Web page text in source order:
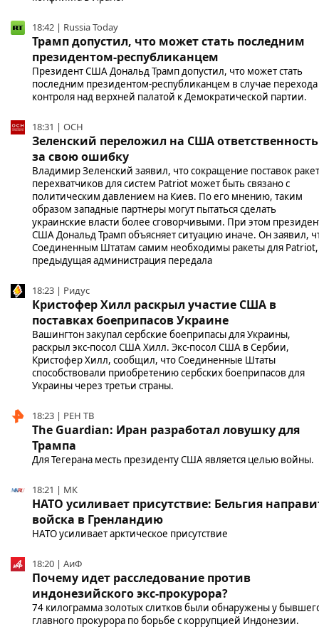
18:42 | Russia Today
Трамп допустил, что может стать последним
президентом-республиканцем
Президент США Дональд Трамп допустил, что может стать
последним президентом-республиканцем в случае перехода
контроля над верхней палатой к Демократической партии.
18:31 | ОСН
Зеленский переложил на США ответственность
за свою ошибку
Владимир Зеленский заявил, что сокращение поставок
перехватчиков для систем Patriot может быть связано с
политическим давлением на Киев. По его мнению, таким
образом западные партнеры могут пытаться сделать
украинские власти более сговорчивыми. При этом
США Дональд Трамп объясняет ситуацию иначе. Он заявил,
Соединенным Штатам самим необходимы ракеты для Patriot,
предыдущая администрация передала
18:23 | Ридус
Кристофер Хилл раскрыл участие США в
поставках боеприпасов Украине
Вашингтон закупал сербские боеприпасы для Украины,
раскрыл экс-посол США Хилл. Экс-посол США в Сербии,
Кристофер Хилл, сообщил, что Соединенные Штаты
способствовали приобретению сербских боеприпасов для
Украины через третьи страны.
18:23 | РЕН ТВ
The Guardian: Иран разработал ловушку для
Трампа
Для Тегерана месть президенту США является целью войны.
18:21 | МК
НАТО усиливает присутствие: Бельгия
войска в Гренландию
НАТО усиливает арктическое присутствие
18:20 | АиФ
Почему идет расследование против
индонезийского экс-прокурора?
74 килограмма золотых слитков были обнаружены у
главного прокурора по борьбе с коррупцией Индонезии.